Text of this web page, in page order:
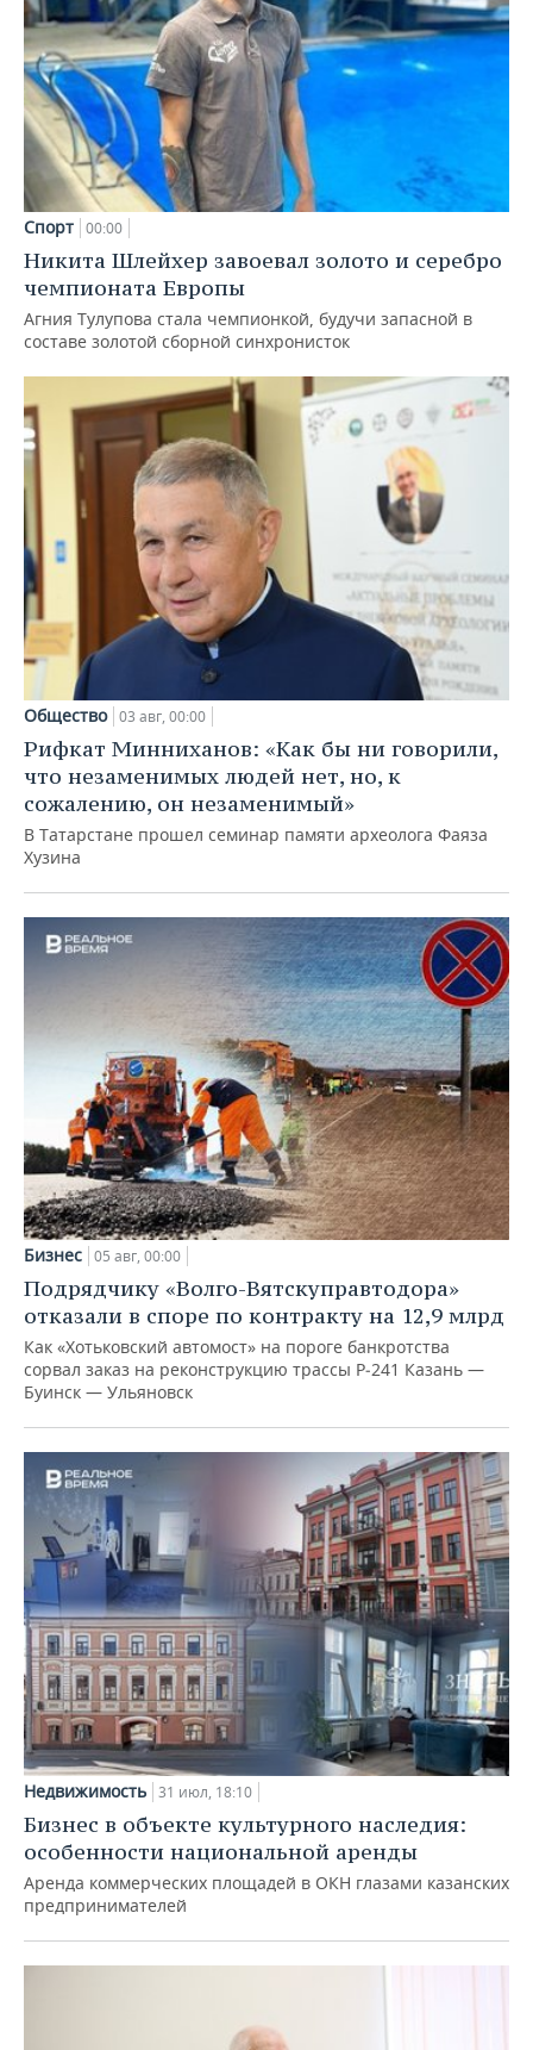
Спорт 00:00
Никита Шлейхер завоевал золото и серебро
чемпионата Европы
Агния Тулупова стала чемпионкой, будучи запасной в
составе золотой сборной синхронисток
Общество 03 авг, 00:00
Рифкат Минниханов: «Как бы ни говорили,
что незаменимых людей нет, но, к
сожалению, он незаменимый»
В Татарстане прошел семинар памяти археолога Фаяза
Хузина
Бизнес 05 авг, 00:00
Подрядчику «Волго-Вятскуправтодора»
отказали в споре по контракту на 12,9 млрд
Как «Хотьковский автомост» на пороге банкротства
сорвал заказ на реконструкцию трассы Р‑241 Казань —
Буинск — Ульяновск
Недвижимость 31 июл, 18:10
Бизнес в объекте культурного наследия:
особенности национальной аренды
Аренда коммерческих площадей в ОКН глазами казанских
предпринимателей